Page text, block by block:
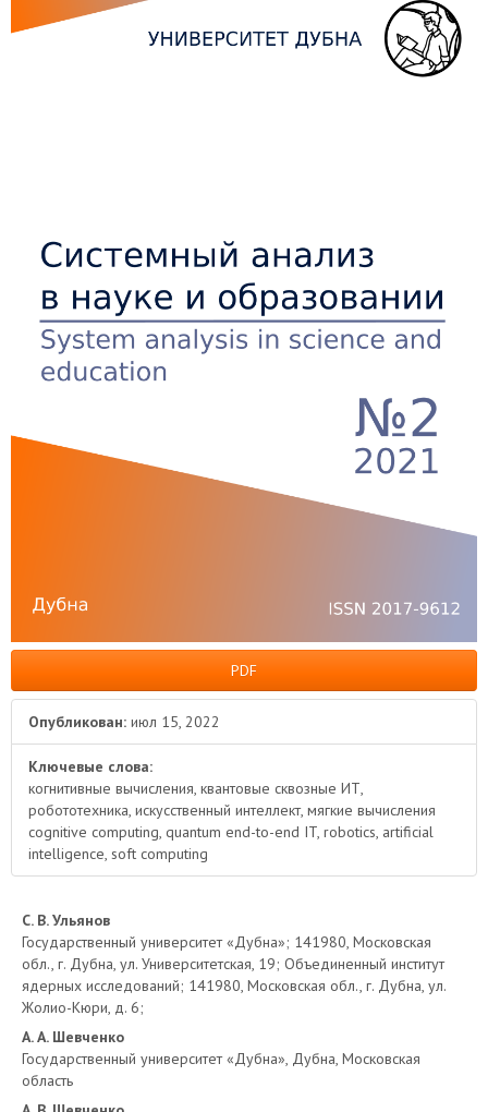
панель
PDF
Опубликован: июл 15, 2022
Ключевые слова:
когнитивные вычисления, квантовые сквозные ИТ,
робототехника, искусственный интеллект, мягкие вычисления
cognitive computing, quantum end-to-end IT, robotics, artificial
intelligence, soft computing
Основное
содержимое
статьи
С. В. Ульянов
Государственный университет «Дубна»; 141980, Московская
обл., г. Дубна, ул. Университетская, 19; Объединенный институт
ядерных исследований; 141980, Московская обл., г. Дубна, ул.
Жолио-Кюри, д. 6;
А. А. Шевченко
Государственный университет «Дубна», Дубна, Московская
область